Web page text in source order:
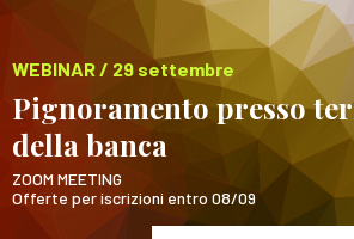
WEBINAR / 29 settembre
Pignoramento presso
della banca
ZOOM MEETING
Offerte per iscrizioni entro 08/09